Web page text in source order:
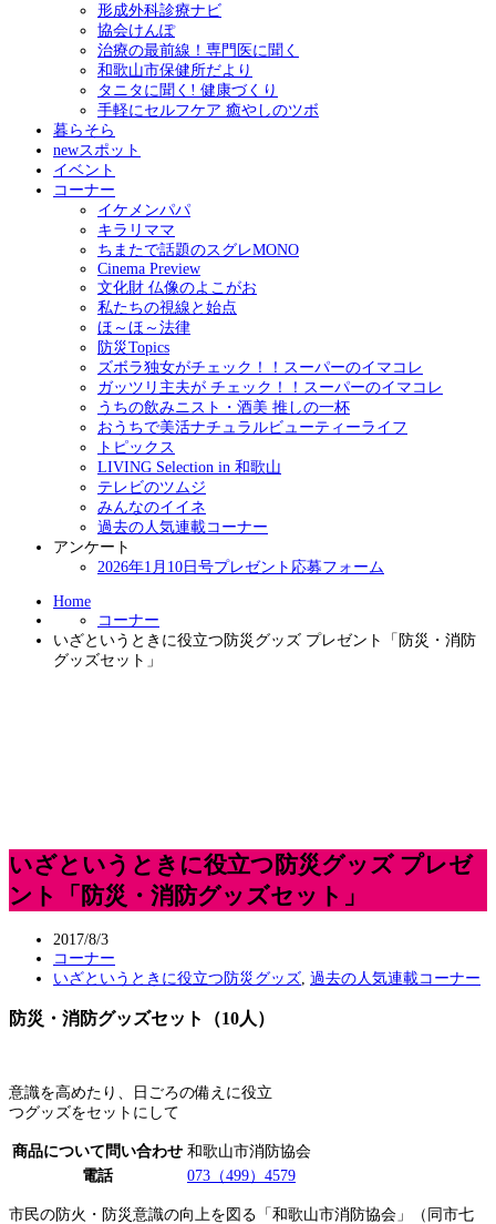
形成外科診療ナビ
協会けんぽ
治療の最前線！専門医に聞く
和歌山市保健所だより
タニタに聞く! 健康づくり
手軽にセルフケア 癒やしのツボ
暮らそら
newスポット
イベント
コーナー
イケメンパパ
キラリママ
ちまたで話題のスグレMONO
Cinema Preview
文化財 仏像のよこがお
私たちの視線と始点
ほ～ほ～法律
防災Topics
ズボラ独女がチェック！！スーパーのイマコレ
ガッツリ主夫が チェック！！スーパーのイマコレ
うちの飲みニスト・酒美 推しの一杯
おうちで美活ナチュラルビューティーライフ
トピックス
LIVING Selection in 和歌山
テレビのツムジ
みんなのイイネ
過去の人気連載コーナー
アンケート
2026年1月10日号プレゼント応募フォーム
Home
コーナー
いざというときに役立つ防災グッズ プレゼント「防災・消防
グッズセット」
いざというときに役立つ防災グッズ プレゼ
ント「防災・消防グッズセット」
2017/8/3
コーナー
いざというときに役立つ防災グッズ 過去の人気連載コーナー
防災・消防グッズセット（10人）
意識を高めたり、日ごろの備えに役立
つグッズをセットにして
商品について問い合わせ 和歌山市消防協会
電話
073（499）4579
市民の防火・防災意識の向上を図る「和歌山市消防協会」（同市七